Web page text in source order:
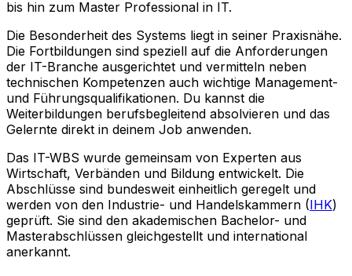
bis hin zum Master Professional in IT.
Die Besonderheit des Systems liegt in seiner Praxisnähe.
Die Fortbildungen sind speziell auf die Anforderungen
der IT-Branche ausgerichtet und vermitteln neben
technischen Kompetenzen auch wichtige Management-
und Führungsqualifikationen. Du kannst die
Weiterbildungen berufsbegleitend absolvieren und das
Gelernte direkt in deinem Job anwenden.
Das IT-WBS wurde gemeinsam von Experten aus
Wirtschaft, Verbänden und Bildung entwickelt. Die
Abschlüsse sind bundesweit einheitlich geregelt und
werden von den Industrie- und Handelskammern (IHK)
geprüft. Sie sind den akademischen Bachelor- und
Masterabschlüssen gleichgestellt und international
anerkannt.